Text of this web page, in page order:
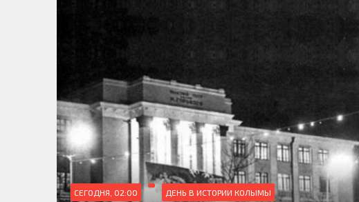
СЕГОДНЯ, 02:00 ДЕНЬ В ИСТОРИИ КОЛЫМЫ